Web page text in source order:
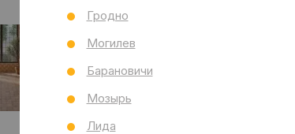
Гродно
Могилев
Барановичи
Мозырь
Лида